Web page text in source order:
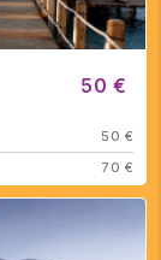
50 €
50 €
70 €